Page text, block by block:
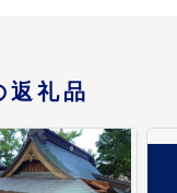
返礼品